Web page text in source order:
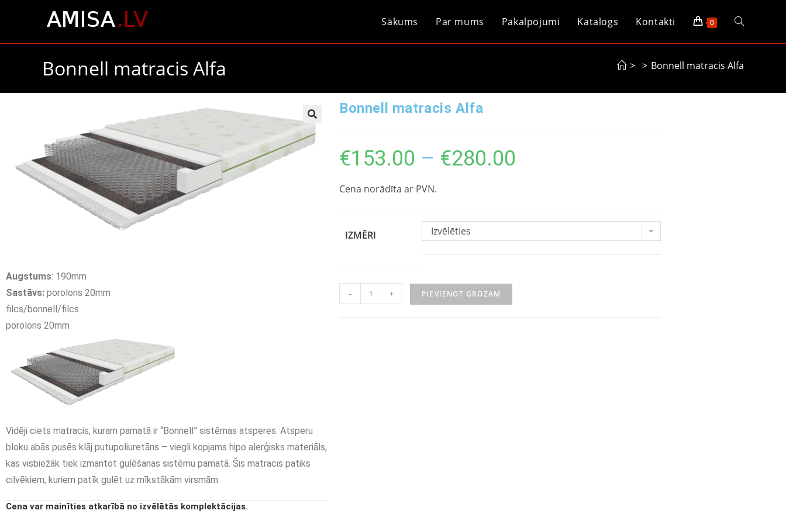
Sākums Par mums Pakalpojumi Katalogs Kontakti 0
Bonnell matracis Alfa > > Bonnell matracis Alfa
Augstums: 190mm
Sastāvs: porolons 20mm
filcs/bonnell/filcs
porolons 20mm
Vidēji ciets matracis, kuram pamatā ir “Bonnell” sistēmas atsperes. Atsperu
bloku abās pusēs klāj putupoliuretāns – viegli kopjams hipo alerģisks materiāls,
kas visbiežāk tiek izmantot gulēšanas sistēmu pamatā. Šis matracis patiks
cilvēkiem, kuriem patīk gulēt uz mīkstākām virsmām.
Cena var mainīties atkarībā no izvēlētās komplektācijas.
Bonnell matracis Alfa
€153.00 – €280.00
Cena norādīta ar PVN.
IZMĒRI Izvēlēties
- + PIEVIENOT GROZAM